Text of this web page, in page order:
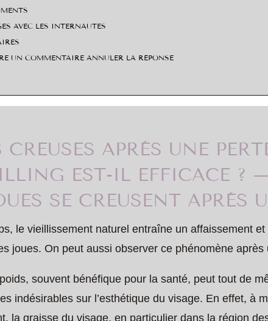
AVEC LES INTERNAUTES
UN COMMENTAIRE ANNULER LA RÉPONSE
CREUSES APRÈS UNE
EST-IL EFFICACE ?
SE CREUSENT APRÈS
le vieillissement naturel entraîne un affaissement
joues. On peut aussi observer ce phénomène après
souvent bénéfique pour la santé, peut tout de
indésirables sur l’esthétique du visage. En effet, à
la graisse du visage, en particulier dans la région